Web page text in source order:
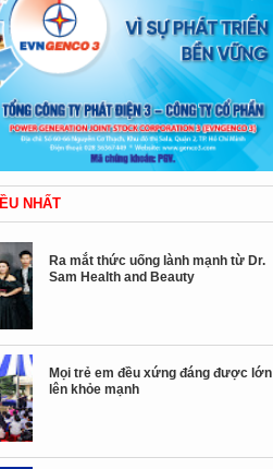
NHẤT
Ra mắt thức uống lành mạnh từ Dr.
Sam Health and Beauty
Mọi trẻ em đều xứng đáng được lớn
lên khỏe mạnh